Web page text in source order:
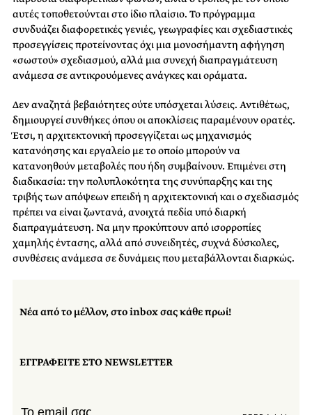
αυτές τοποθετούνται στο ίδιο πλαίσιο. Το πρόγραμμα
συνδυάζει διαφορετικές γενιές, γεωγραφίες και σχεδιαστικές
προσεγγίσεις προτείνοντας όχι μια μονοσήμαντη αφήγηση
«σωστού» σχεδιασμού, αλλά μια συνεχή διαπραγμάτευση
ανάμεσα σε αντικρουόμενες ανάγκες και οράματα.
Δεν αναζητά βεβαιότητες ούτε υπόσχεται λύσεις. Αντιθέτως,
δημιουργεί συνθήκες όπου οι αποκλίσεις παραμένουν ορατές.
Έτσι, η αρχιτεκτονική προσεγγίζεται ως μηχανισμός
κατανόησης και εργαλείο με το οποίο μπορούν να
κατανοηθούν μεταβολές που ήδη συμβαίνουν. Επιμένει στη
διαδικασία: την πολυπλοκότητα της συνύπαρξης και της
τριβής των απόψεων επειδή η αρχιτεκτονική και ο σχεδιασμός
πρέπει να είναι ζωντανά, ανοιχτά πεδία υπό διαρκή
διαπραγμάτευση. Να μην προκύπτουν από ισορροπίες
χαμηλής έντασης, αλλά από συνειδητές, συχνά δύσκολες,
συνθέσεις ανάμεσα σε δυνάμεις που μεταβάλλονται διαρκώς.
Νέα από το μέλλον, στο inbox σας κάθε πρωί!
ΕΓΓΡΑΦΕΙΤΕ ΣΤΟ NEWSLETTER